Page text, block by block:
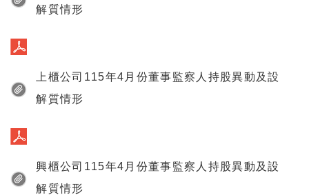
解質情形
上櫃公司115年4月份董事監察人持股異動及設
解質情形
興櫃公司115年4月份董事監察人持股異動及設
解質情形